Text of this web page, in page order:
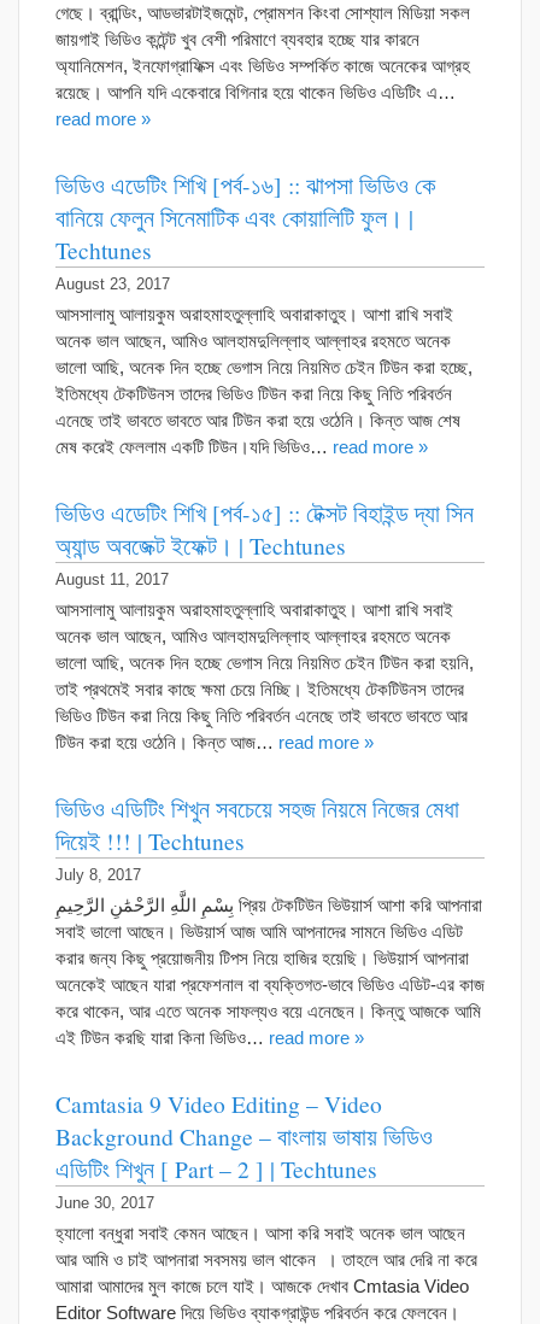
গেছে। ব্রান্ডিং, আডভারটাইজমেন্ট, প্রোমশন কিংবা সোশ্যাল মিডিয়া সকল
জায়গাই ভিডিও কন্টেন্ট খুব বেশী পরিমাণে ব্যবহার হচ্ছে যার কারনে
অ্যানিমেশন, ইনফোগ্রাফিক্স এবং ভিডিও সম্পর্কিত কাজে অনেকের আগ্রহ
রয়েছে। আপনি যদি একেবারে বিগিনার হয়ে থাকেন ভিডিও এডিটিং এ…
read more »
ভিডিও এডেটিং শিখি [পর্ব-১৬] :: ঝাপসা ভিডিও কে
বানিয়ে ফেলুন সিনেমাটিক এবং কোয়ালিটি ফুল। |
Techtunes
August 23, 2017
আসসালামু আলায়কুম অরাহমাহতুল্লাহি অবারাকাতুহ। আশা রাখি সবাই
অনেক ভাল আছেন, আমিও আলহামদুলিল্লাহ আল্লাহর রহমতে অনেক
ভালো আছি, অনেক দিন হচ্ছে ভেগাস নিয়ে নিয়মিত চেইন টিউন করা হচ্ছে,
ইতিমধ্যে টেকটিউনস তাদের ভিডিও টিউন করা নিয়ে কিছু নিতি পরিবর্তন
এনেছে তাই ভাবতে ভাবতে আর টিউন করা হয়ে ওঠেনি। কিন্ত আজ শেষ
মেষ করেই ফেললাম একটি টিউন।যদি ভিডিও… read more »
ভিডিও এডেটিং শিখি [পর্ব-১৫] :: টেক্সট বিহাইন্ড দ্যা সিন
অ্যান্ড অবজেক্ট ইফেক্ট। | Techtunes
August 11, 2017
আসসালামু আলায়কুম অরাহমাহতুল্লাহি অবারাকাতুহ। আশা রাখি সবাই
অনেক ভাল আছেন, আমিও আলহামদুলিল্লাহ আল্লাহর রহমতে অনেক
ভালো আছি, অনেক দিন হচ্ছে ভেগাস নিয়ে নিয়মিত চেইন টিউন করা হয়নি,
তাই প্রথমেই সবার কাছে ক্ষমা চেয়ে নিচ্ছি। ইতিমধ্যে টেকটিউনস তাদের
ভিডিও টিউন করা নিয়ে কিছু নিতি পরিবর্তন এনেছে তাই ভাবতে ভাবতে আর
টিউন করা হয়ে ওঠেনি। কিন্ত আজ… read more »
ভিডিও এডিটিং শিখুন সবচেয়ে সহজ নিয়মে নিজের মেধা
দিয়েই !!! | Techtunes
July 8, 2017
بِسْمِ اللَّهِ الرَّحْمَٰنِ الرَّحِيمِ প্রিয় টেকটিউন ভিউয়ার্স আশা করি আপনারা
সবাই ভালো আছেন। ভিউয়ার্স আজ আমি আপনাদের সামনে ভিডিও এডিট
করার জন্য কিছু প্রয়োজনীয় টিপস নিয়ে হাজির হয়েছি। ভিউয়ার্স আপনারা
অনেকেই আছেন যারা প্রফেশনাল বা ব্যক্তিগত-ভাবে ভিডিও এডিট-এর কাজ
করে থাকেন, আর এতে অনেক সাফল্যও বয়ে এনেছেন। কিন্তু আজকে আমি
এই টিউন করছি যারা কিনা ভিডিও… read more »
Camtasia 9 Video Editing – Video
Background Change – বাংলায় ভাষায় ভিডিও
এডিটিং শিখুন [ Part – 2 ] | Techtunes
June 30, 2017
হ্যালো বন্ধুরা সবাই কেমন আছেন। আসা করি সবাই অনেক ভাল আছেন
আর আমি ও চাই আপনারা সবসময় ভাল থাকেন । তাহলে আর দেরি না করে
আমারা আমাদের মুল কাজে চলে যাই। আজকে দেখাব Cmtasia Video
Editor Software দিয়ে ভিডিও ব্যাকগ্রাউন্ড পরিবর্তন করে ফেলবেন।